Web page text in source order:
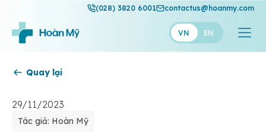
(028) 3820 6001 contactus@hoanmy.com
VN EN
Quay lại
29/11/2023
Tác giả: Hoàn Mỹ